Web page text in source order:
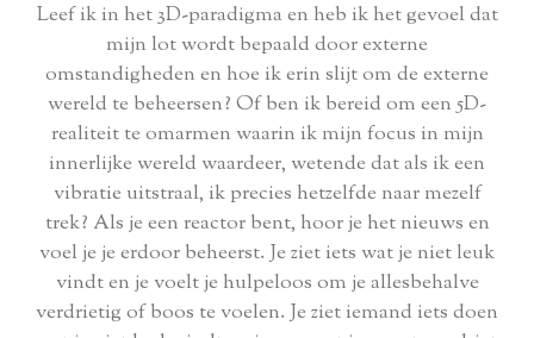
Leef ik in het 3D-paradigma en heb ik het gevoel dat
mijn lot wordt bepaald door externe
omstandigheden en hoe ik erin slijt om de externe
wereld te beheersen? Of ben ik bereid om een 5D-
realiteit te omarmen waarin ik mijn focus in mijn
innerlijke wereld waardeer, wetende dat als ik een
vibratie uitstraal, ik precies hetzelfde naar mezelf
trek? Als je een reactor bent, hoor je het nieuws en
voel je je erdoor beheerst. Je ziet iets wat je niet leuk
vindt en je voelt je hulpeloos om je allesbehalve
verdrietig of boos te voelen. Je ziet iemand iets doen